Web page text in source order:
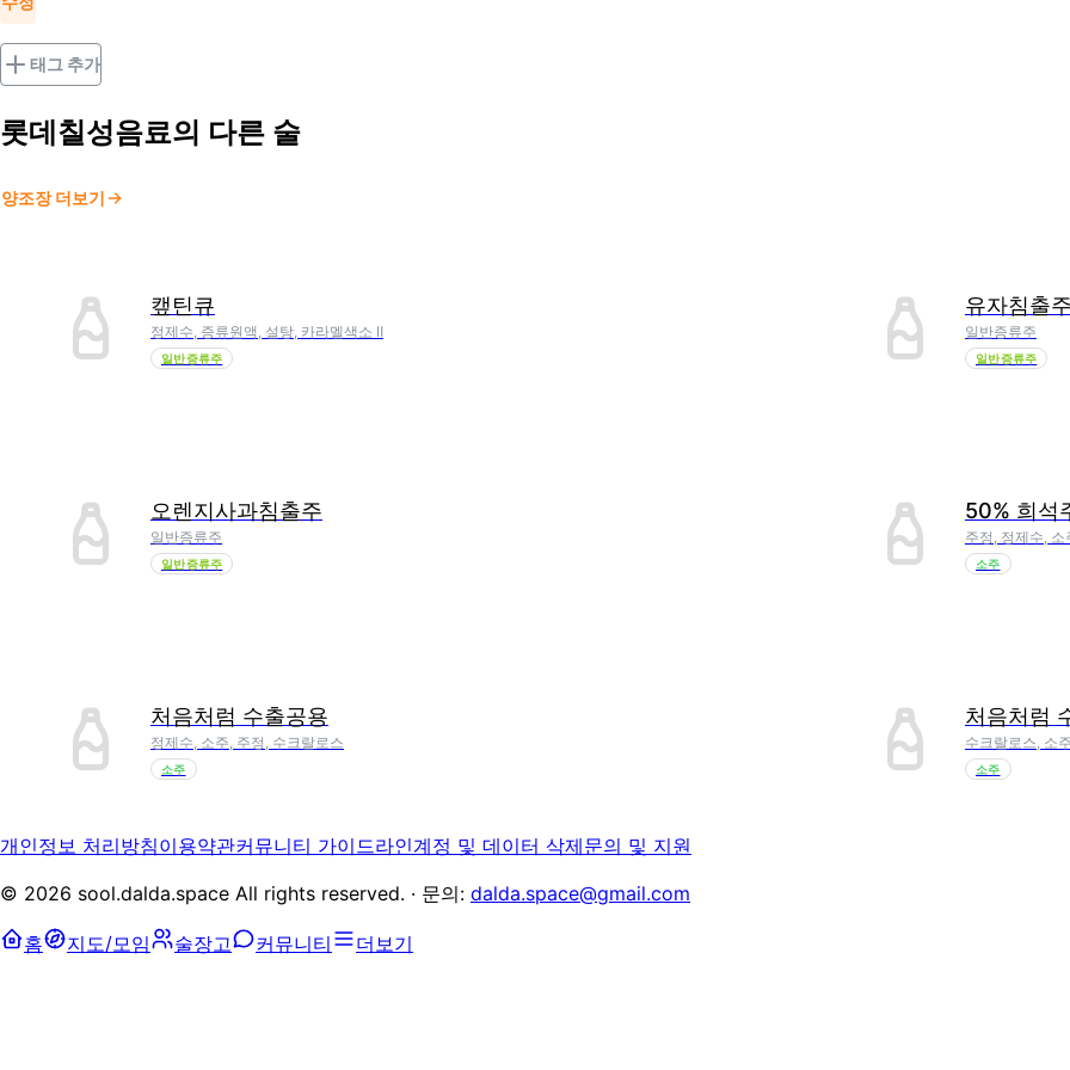
태그 추가
롯데칠성음료의 다른 술
양조장 더보기
캪틴큐
정제수, 증류원액, 설탕, 카라멜색소 Ⅱ
일반증류주
유자침출주
일반증류주
일반증류주
오렌지사과침출주
일반증류주
일반증류주
50% 희석
주정, 정제수, 소
소주
처음처럼 수출공용
정제수, 소주, 주정, 수크랄로스
소주
처음처럼
수크랄로스, 소
소주
개인정보 처리방침이용약관커뮤니티 가이드라인계정 및 데이터 삭제문의 및 지원
© 2026 sool.dalda.space All rights reserved. · 문의: dalda.space@gmail.com
홈 지도/모임 술장고 커뮤니티 더보기